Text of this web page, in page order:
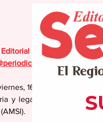
Semana
16 de enero, el
y legado de la Sra.